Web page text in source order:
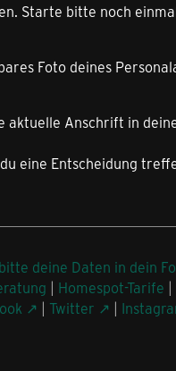
Starte bitte noch
Foto deines
aktuelle Anschrift in
eine Entscheidung
deine Daten in dein
| Homespot-Tarife |
| Twitter |